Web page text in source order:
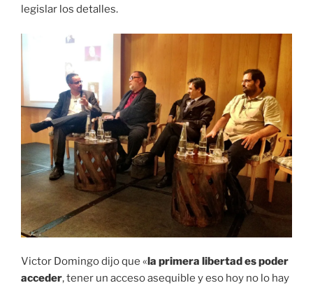
legislar los detalles.
Victor Domingo dijo que «la primera libertad es poder
acceder, tener un acceso asequible y eso hoy no lo hay